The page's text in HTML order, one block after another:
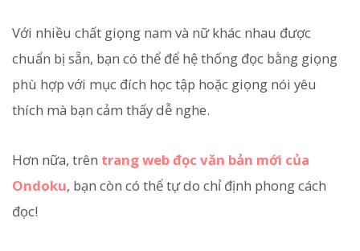
Với nhiều chất giọng nam và nữ khác nhau được
chuẩn bị sẵn, bạn có thể để hệ thống đọc bằng giọng
phù hợp với mục đích học tập hoặc giọng nói yêu
thích mà bạn cảm thấy dễ nghe.
Hơn nữa, trên trang web đọc văn bản mới của
Ondoku, bạn còn có thể tự do chỉ định phong cách
đọc!